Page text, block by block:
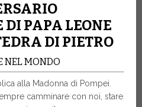
DI PAPA LEONE
DI PIETRO
NEL MONDO
alla Madonna di Pompei.
camminare con noi, stare